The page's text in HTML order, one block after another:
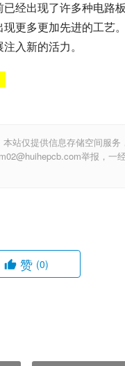
经出现了许多种电路
更多更加先进的工艺
入新的活力。
站仅提供信息存储空间服
举报，一
赞 (0)